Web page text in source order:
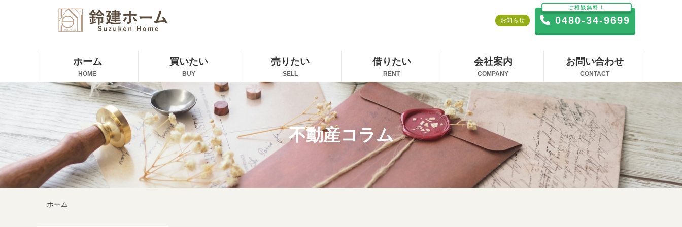
お知らせ
ご相談無料！
0480-34-9699
ホーム
HOME
買いたい
BUY
売りたい
SELL
借りたい
RENT
会社案内
COMPANY
お問い合わせ
CONTACT
不動産コラム
ホーム